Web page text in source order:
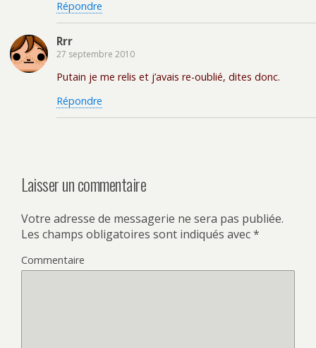
Répondre
Rrr
27 septembre 2010
Putain je me relis et j’avais re-oublié, dites donc.
Répondre
Laisser un commentaire
Votre adresse de messagerie ne sera pas publiée.
Les champs obligatoires sont indiqués avec*
Commentaire